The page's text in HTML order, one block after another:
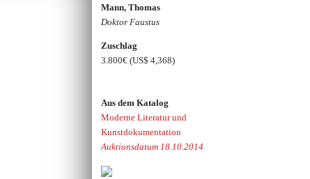
Mann, Thomas
Doktor Faustus
Zuschlag
3.800€(US$ 4,368)
Aus dem Katalog
Moderne Literatur und
Kunstdokumentation
Auktionsdatum 18.10.2014